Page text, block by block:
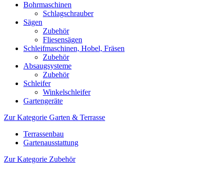
Bohrmaschinen
Schlagschrauber
Sägen
Zubehör
Fliesensägen
Schleifmaschinen, Hobel, Fräsen
Zubehör
Absaugsysteme
Zubehör
Schleifer
Winkelschleifer
Gartengeräte
Zur Kategorie Garten & Terrasse
Terrassenbau
Gartenausstattung
Zur Kategorie Zubehör